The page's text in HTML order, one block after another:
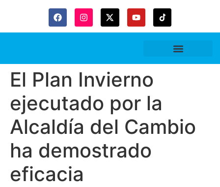
El Plan Invierno
ejecutado por la
Alcaldía del Cambio
ha demostrado
eficacia